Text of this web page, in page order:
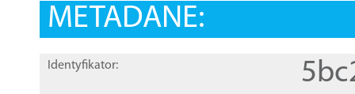
METADANE:
Identyfikator: